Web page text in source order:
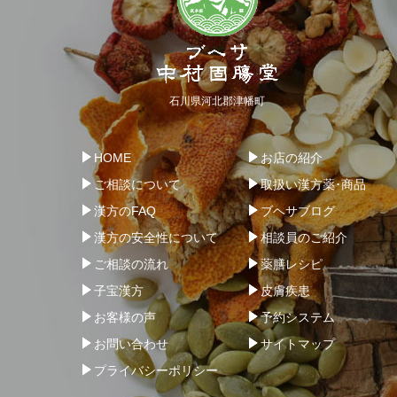
石川県河北郡津幡町
HOME
お店の紹介
ご相談について
取扱い漢方薬･商品
漢方のFAQ
ブヘサブログ
漢方の安全性について
相談員のご紹介
ご相談の流れ
薬膳レシピ
子宝漢方
皮膚疾患
お客様の声
予約システム
お問い合わせ
サイトマップ
プライバシーポリシー